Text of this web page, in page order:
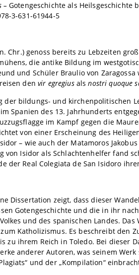
–Gotengeschichte als Heilsgeschichte
3-631-61944-5
Chr.) genoss bereits zu Lebzeiten
die antike Bildung im
und Schüler Braulio von
denvir egregius als nostri quoque
der bildungs- und kirchenpolitischen
Spanien des 13. Jahrhunderts
im Kampf gegen die
von einer Erscheinung des
– wie auch der Matamoros
von Isidor als Schlachtenhelfer fand
der Real Colegiata de San Isidoro
Dissertation zeigt, dass dieser
Gotengeschichte und die in ihr
und des spanischen Landes.
Katholizismus. Es beschreibt den
zu ihrem Reich in Toledo. Bei dieser
anderer Autoren, was seinem
und der „Kompilation“